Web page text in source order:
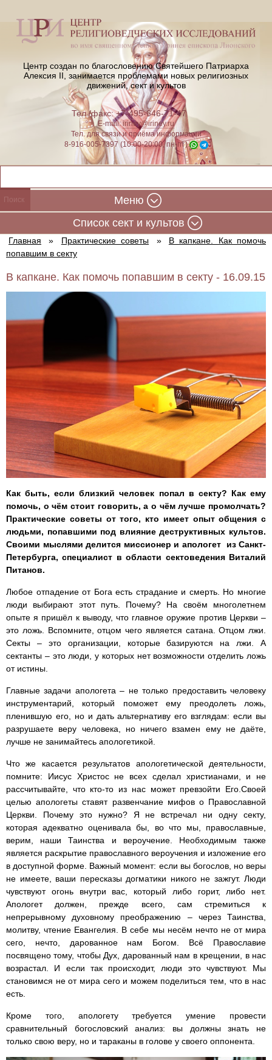
Центр создан по благословению Святейшего Патриарха
Алексия II, занимается проблемами новых религиозных
движений, сект и культов
Тел./факс: +7-495-646-71-47
E-mail:iriney@iriney.ru
Тел. для связи и приёма информации
8-916-005-7397 (10:00-20:00, пн-пт)
Меню
Cписок сект и культов
Главная » Практические советы »
В капкане. Как помочь
попавшим в секту
В капкане. Как помочь попавшим в секту - 16.09.15
Как быть, если близкий человек попал в секту? Как ему
помочь, о чём стоит говорить, а о чём лучше промолчать?
Практические советы от того, кто имеет опыт общения с
людьми, попавшими под влияние деструктивных культов.
Своими мыслями делится миссионер и апологет из Санкт-
Петербурга, специалист в области сектоведения Виталий
Питанов.
Любое отпадение от Бога есть страдание и смерть. Но многие
люди выбирают этот путь. Почему? На своём многолетнем
опыте я пришёл к выводу, что главное оружие против Церкви –
это ложь. Вспомните, отцом чего является сатана. Отцом лжи.
Секты – это организации, которые базируются на лжи. А
сектанты – это люди, у которых нет возможности отделить ложь
от истины.
Главные задачи апологета – не только предоставить человеку
инструментарий, который поможет ему преодолеть ложь,
пленившую его, но и дать альтернативу его взглядам: если вы
разрушаете веру человека, но ничего взамен ему не даёте,
лучше не занимайтесь апологетикой.
Что же касается результатов апологетической деятельности,
помните: Иисус Христос не всех сделал христианами, и не
рассчитывайте, что кто-то из нас может превзойти Его.Своей
целью апологеты ставят развенчание мифов о Православной
Церкви. Почему это нужно? Я не встречал ни одну секту,
которая адекватно оценивала бы, во что мы, православные,
верим, наши Таинства и вероучение. Необходимым также
является раскрытие православного вероучения и изложение его
в доступной форме. Важный момент: если вы богослов, но веры
не имеете, ваши пересказы догматики никого не зажгут. Люди
чувствуют огонь внутри вас, который либо горит, либо нет.
Апологет должен, прежде всего, сам стремиться к
непрерывному духовному преображению – через Таинства,
молитву, чтение Евангелия. В себе мы несём нечто не от мира
сего, нечто, дарованное нам Богом. Всё Православие
посвящено тому, чтобы Дух, дарованный нам в крещении, в нас
возрастал. И если так происходит, люди это чувствуют. Мы
становимся не от мира сего и можем поделиться тем, что в нас
есть.
Кроме того, апологету требуется умение провести
сравнительный богословский анализ: вы должны знать не
только свою веру, но и тараканы в голове у своего оппонента.